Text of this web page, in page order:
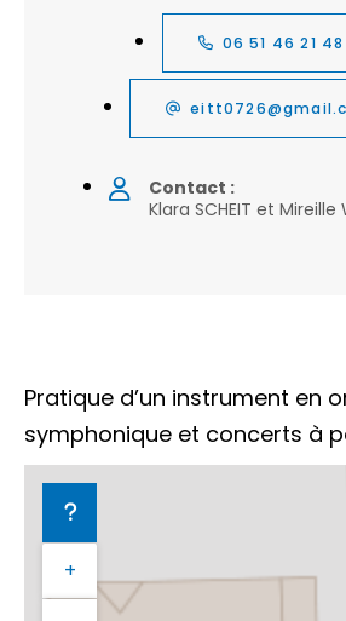
06 51 46 21 48
Contact :
Klara SCHEIT et Mireille
Pratique d’un instrument en
symphonique et concerts à
+